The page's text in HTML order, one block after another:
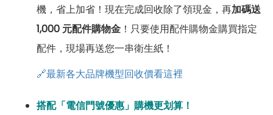
機，省上加省！現在完成回收除了領現金，再加碼送
1,000 元配件購物金 ！只要使用配件購物金購買指定
配件，現場再送您一串衛生紙！
🔗最新各大品牌機型回收價看這裡
搭配「電信門號優惠」購機更划算！